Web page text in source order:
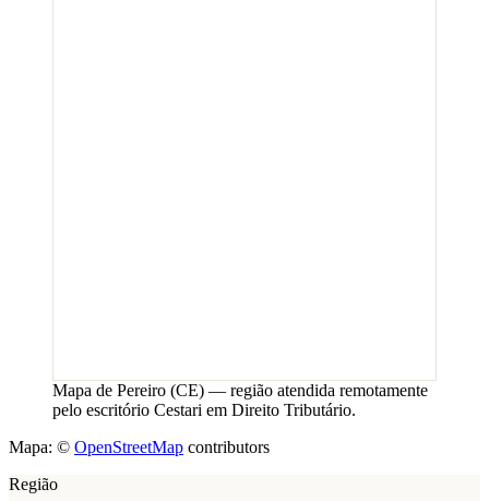
Mapa de Pereiro (CE) — região atendida remotamente
pelo escritório Cestari em Direito Tributário.
Mapa: © OpenStreetMap contributors
Região